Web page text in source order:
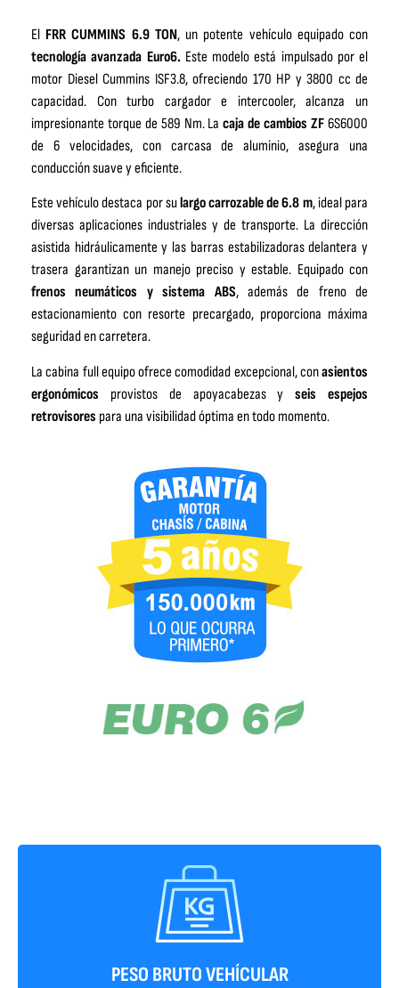
El FRR CUMMINS 6.9 TON, un potente vehículo equipado con
tecnología avanzada Euro6. Este modelo está impulsado por el
motor Diesel Cummins ISF3.8, ofreciendo 170 HP y 3800 cc de
capacidad. Con turbo cargador e intercooler, alcanza un
impresionante torque de 589 Nm. Lacaja de cambios ZF6S6000
de 6 velocidades, con carcasa de aluminio, asegura una
conducción suave y eficiente.
Este vehículo destaca por sulargo carrozable de 6.8 m, ideal para
diversas aplicaciones industriales y de transporte. La dirección
asistida hidráulicamente y las barras estabilizadoras delantera y
trasera garantizan un manejo preciso y estable. Equipado con
frenos neumáticos y sistema ABS, además de freno de
estacionamiento con resorte precargado, proporciona máxima
seguridad en carretera.
La cabina full equipo ofrece comodidad excepcional, conasientos
ergonómicos provistos de apoyacabezas yseis espejos
retrovisores para una visibilidad óptima en todo momento.
PESO BRUTO VEHÍCULAR
10475 kg